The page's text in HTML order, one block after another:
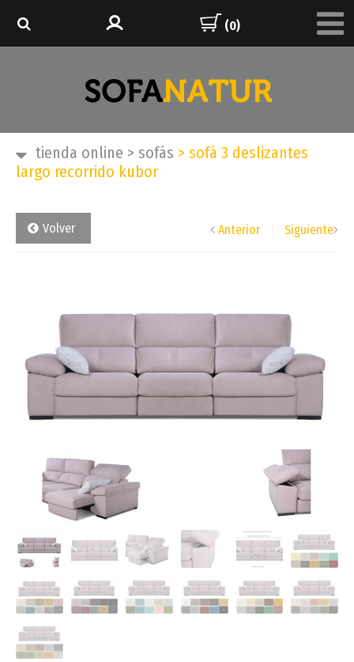
(0)
tienda online > sofás > sofá 3 deslizantes
largo recorrido kubor
Volver Anterior Siguiente